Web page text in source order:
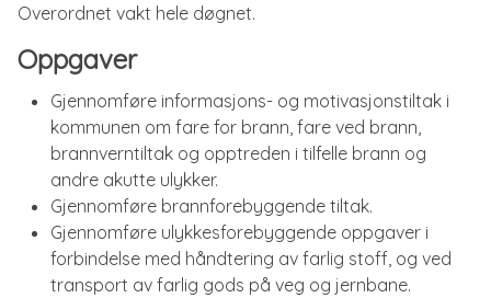
Overordnet vakt hele døgnet.
Oppgaver
Gjennomføre informasjons- og motivasjonstiltak i
kommunen om fare for brann, fare ved brann,
brannverntiltak og opptreden i tilfelle brann og
andre akutte ulykker.
Gjennomføre brannforebyggende tiltak.
Gjennomføre ulykkesforebyggende oppgaver i
forbindelse med håndtering av farlig stoff, og ved
transport av farlig gods på veg og jernbane.